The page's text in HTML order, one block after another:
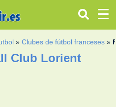
»Clubes de fútbol franceses »
Club Lorient